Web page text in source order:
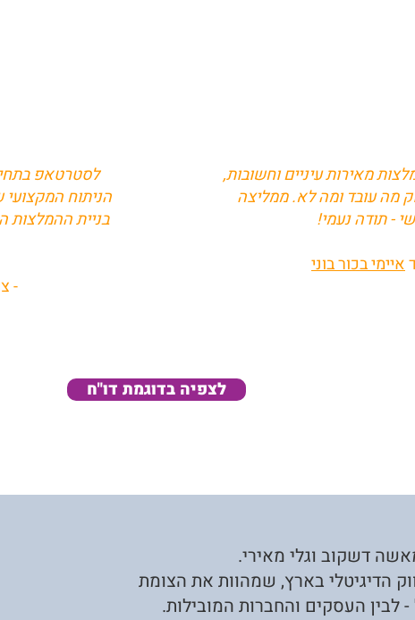
מאירות עיניים וחשובות,
מה עובד ומה לא. ממליצה
- תודה נעמי!
איימי בכור בוני
לסטרטאפ
הניתוח
בניית ההמלצות
-
לצפיה בדוגמת דו"ח
דשקוב וגלי מאירי.
הדיגיטלי בארץ, שמהוות את הצומת
לבין העסקים והחברות המובילות.